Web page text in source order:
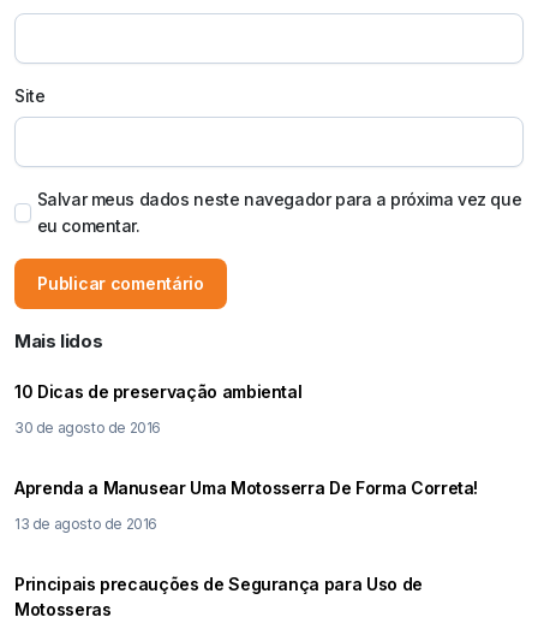
Site
Salvar meus dados neste navegador para a próxima vez que
eu comentar.
Mais lidos
10 Dicas de preservação ambiental
30 de agosto de 2016
Aprenda a Manusear Uma Motosserra De Forma Correta!
13 de agosto de 2016
Principais precauções de Segurança para Uso de
Motosseras